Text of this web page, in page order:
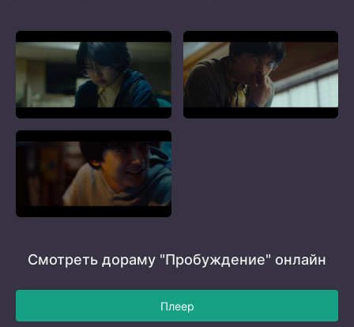
Смотреть дораму "Пробуждение" онлайн
Плеер